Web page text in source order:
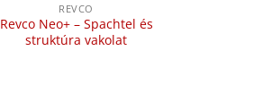
REVCO
Revco Neo+ – Spachtel és
struktúra vakolat